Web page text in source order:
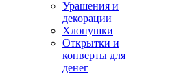
Урашения и
декорации
Хлопушки
Открытки и
конверты для
денег